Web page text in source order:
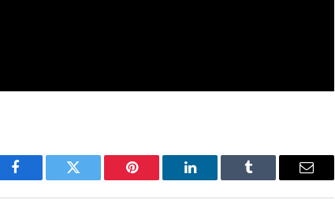
Facebook Twitter Pinterest LinkedIn Tumblr Email